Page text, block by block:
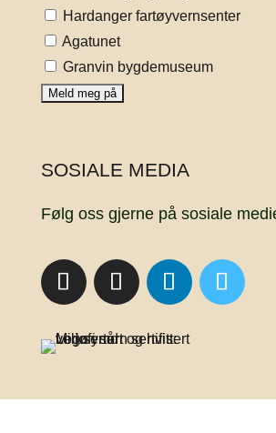
Hardanger fartøyvernsenter
Agatunet
Granvin bygdemuseum
SOSIALE MEDIA
Følg oss gjerne på sosiale